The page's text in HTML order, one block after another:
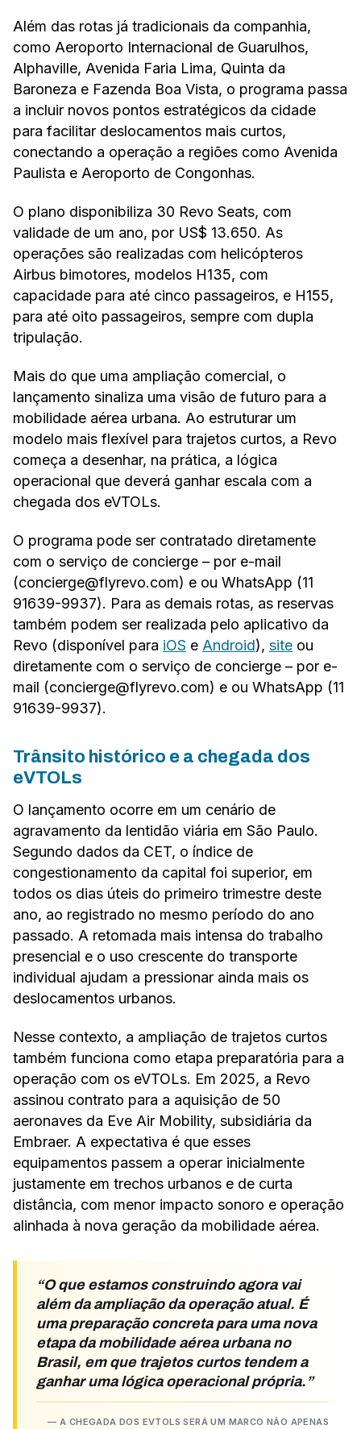
Além das rotas já tradicionais da companhia,
como Aeroporto Internacional de Guarulhos,
Alphaville, Avenida Faria Lima, Quinta da
Baroneza e Fazenda Boa Vista, o programa passa
a incluir novos pontos estratégicos da cidade
para facilitar deslocamentos mais curtos,
conectando a operação a regiões como Avenida
Paulista e Aeroporto de Congonhas.
O plano disponibiliza 30 Revo Seats, com
validade de um ano, por US$ 13.650. As
operações são realizadas com helicópteros
Airbus bimotores, modelos H135, com
capacidade para até cinco passageiros, e H155,
para até oito passageiros, sempre com dupla
tripulação.
Mais do que uma ampliação comercial, o
lançamento sinaliza uma visão de futuro para a
mobilidade aérea urbana. Ao estruturar um
modelo mais flexível para trajetos curtos, a Revo
começa a desenhar, na prática, a lógica
operacional que deverá ganhar escala com a
chegada dos eVTOLs.
O programa pode ser contratado diretamente
com o serviço de concierge – por e-mail
(concierge@flyrevo.com) e ou WhatsApp (11
91639-9937). Para as demais rotas, as reservas
também podem ser realizada pelo aplicativo da
Revo (disponível para iOS e Android), site ou
diretamente com o serviço de concierge – por e-
mail (concierge@flyrevo.com) e ou WhatsApp (11
91639-9937).
Trânsito histórico e a chegada dos
eVTOLs
O lançamento ocorre em um cenário de
agravamento da lentidão viária em São Paulo.
Segundo dados da CET, o índice de
congestionamento da capital foi superior, em
todos os dias úteis do primeiro trimestre deste
ano, ao registrado no mesmo período do ano
passado. A retomada mais intensa do trabalho
presencial e o uso crescente do transporte
individual ajudam a pressionar ainda mais os
deslocamentos urbanos.
Nesse contexto, a ampliação de trajetos curtos
também funciona como etapa preparatória para a
operação com os eVTOLs. Em 2025, a Revo
assinou contrato para a aquisição de 50
aeronaves da Eve Air Mobility, subsidiária da
Embraer. A expectativa é que esses
equipamentos passem a operar inicialmente
justamente em trechos urbanos e de curta
distância, com menor impacto sonoro e operação
alinhada à nova geração da mobilidade aérea.
O que estamos construindo agora vai
além da ampliação da operação atual. É
uma preparação concreta para uma nova
etapa da mobilidade aérea urbana no
Brasil, em que trajetos curtos tendem a
ganhar uma lógica operacional própria.
A CHEGADA DOS EVTOLS SERÁ UM MARCO NÃO APENAS